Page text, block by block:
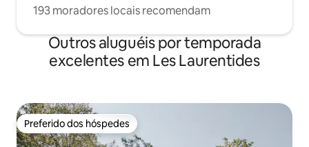
193 moradores locais recomendam
Outros aluguéis por temporada
excelentes em Les Laurentides
Preferido dos hóspedes
Preferido dos hóspedes